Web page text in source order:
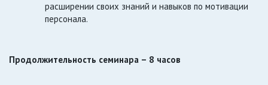
расширении своих знаний и навыков по мотивации
персонала.
Продолжительность семинара – 8 часов